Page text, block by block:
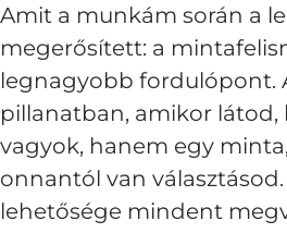
Amit a munkám során a
megerősített: a
legnagyobb fordulópont.
pillanatban, amikor látod,
vagyok, hanem egy
onnantól van választásod.
lehetősége mindent